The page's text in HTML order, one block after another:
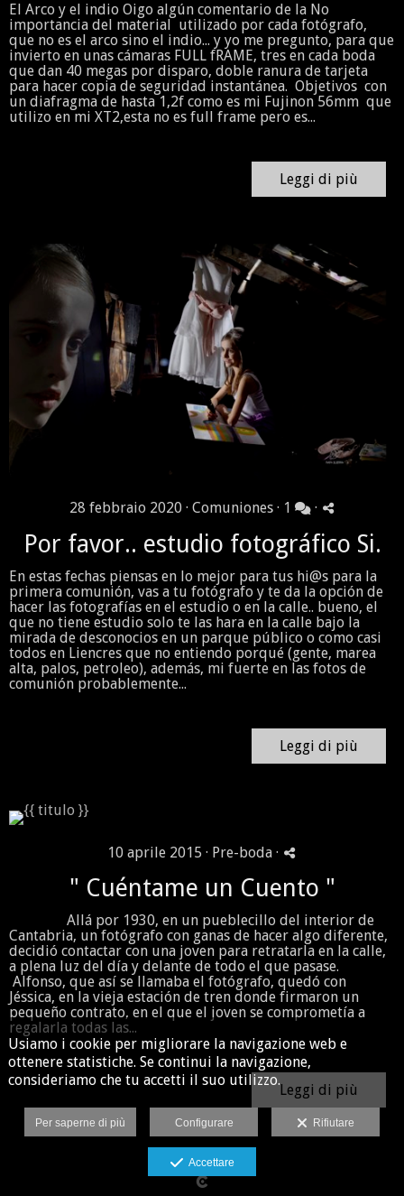
El Arco y el indio Oigo algún comentario de la No
importancia del material utilizado por cada fotógrafo,
que no es el arco sino el indio... y yo me pregunto, para que
invierto en unas cámaras FULL fRAME, tres en cada boda
que dan 40 megas por disparo, doble ranura de tarjeta
para hacer copia de seguridad instantánea. Objetivos con
un diafragma de hasta 1,2f como es mi Fujinon 56mm que
utilizo en mi XT2,esta no es full frame pero es...
Leggi di più
28 febbraio 2020 · Comuniones· 1 ·
Por favor.. estudio fotográfico Si.
En estas fechas piensas en lo mejor para tus hi@s para la
primera comunión, vas a tu fotógrafo y te da la opción de
hacer las fotografías en el estudio o en la calle.. bueno, el
que no tiene estudio solo te las hara en la calle bajo la
mirada de desconocios en un parque público o como casi
todos en Liencres que no entiendo porqué (gente, marea
alta, palos, petroleo), además, mi fuerte en las fotos de
comunión probablemente...
Leggi di più
10 aprile 2015 · Pre-boda ·
" Cuéntame un Cuento "
Allá por 1930, en un pueblecillo del interior de
Cantabria, un fotógrafo con ganas de hacer algo diferente,
decidió contactar con una joven para retratarla en la calle,
a plena luz del día y delante de todo el que pasase.
Alfonso, que así se llamaba el fotógrafo, quedó con
Jéssica, en la vieja estación de tren donde firmaron un
pequeño contrato, en el que el joven se comprometía a
regalarla todas las...
Leggi di più
Usiamo i cookie per migliorare la navigazione web e
ottenere statistiche. Se continui la navigazione,
consideriamo che tu accetti il suo utilizzo.
Per saperne di più Configurare Rifiutare
Accettare